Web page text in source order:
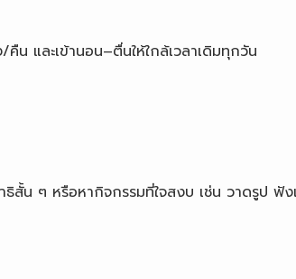
และเข้านอน–ตื่นให้ใกล้เวลาเดิมทุกวัน
น ๆ หรือหากิจกรรมที่ใจสงบ เช่น วาดรูป ฟัง